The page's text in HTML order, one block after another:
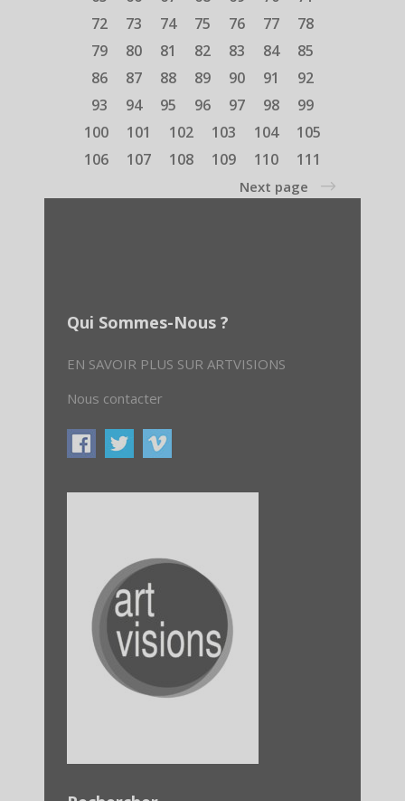
72
73 74 75 76 77
78
79
80 81 82 83 84
85
86
87 88 89 90 91
92
93
94 95 96 97 98
99
100
101 102 103 104
105
106
107 108 109 110 111
Next page
Qui Sommes-Nous ?
EN SAVOIR PLUS SUR ARTVISIONS
Nous contacter